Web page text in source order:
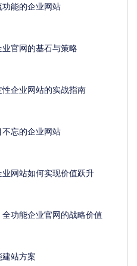
能的企业网站
官网的基石与策略
企业网站的实战指南
忘的企业网站
网站如何实现价值跃升
功能企业官网的战略价值
站方案